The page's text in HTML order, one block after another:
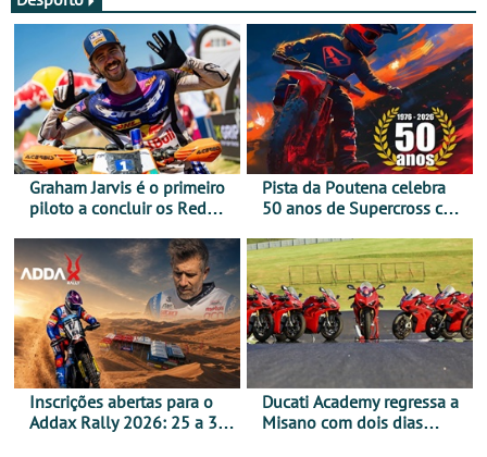
Graham Jarvis é o primeiro
piloto a concluir os Red
moto elétrica
Pista da Poutena celebra
50 anos de Supercross com
de agosto
Inscrições abertas para o
Addax Rally 2026: 25 a 30
Ducati Academy regressa a
Misano com dois dias